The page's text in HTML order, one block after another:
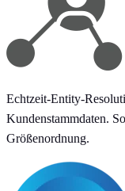
Echtzeit-Entity-
Kundenstammdaten.
Größenordnung.